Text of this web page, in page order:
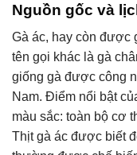
Nguồn gốc và
Gà ác, hay còn được
tên gọi khác là gà
giống gà được công
Nam. Điểm nổi bật
màu sắc: toàn bộ cơ
Thịt gà ác được biết